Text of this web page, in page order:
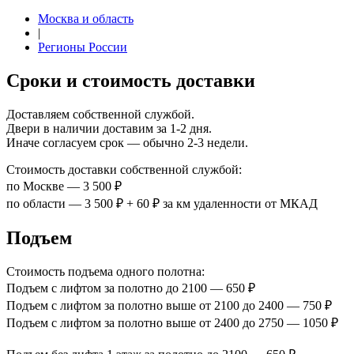
Москва и область
|
Регионы России
Сроки и стоимость доставки
Доставляем собственной службой.
Двери в наличии доставим за 1-2 дня.
Иначе согласуем срок — обычно 2-3 недели.
Стоимость доставки собственной службой:
по Москве — 3 500 ₽
по области — 3 500 ₽ + 60 ₽ за км удаленности от МКАД
Подъем
Стоимость подъема одного полотна:
Подъем с лифтом за полотно до 2100 — 650 ₽
Подъем с лифтом за полотно выше от 2100 до 2400 — 750 ₽
Подъем с лифтом за полотно выше от 2400 до 2750 — 1050 ₽